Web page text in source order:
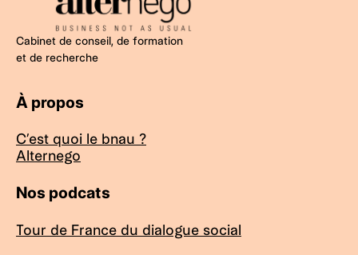
Cabinet de conseil, de formation
et de recherche
À propos
C’est quoi le bnau ?
Alternego
Nos podcats
Tour de France du dialogue social